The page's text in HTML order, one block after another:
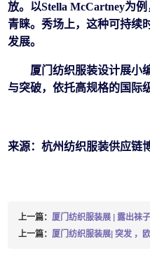
放。以Stella McCartney为
青睐。 秀场上， 这种可持续
发展。
厦门纺织服装设计展小
与突破，依托高规格的国际
来源：杭州纺织服装供应链
上一篇： 厦门纺织服装展 | 露出袜
上一篇： 厦门纺织服装展| 突发 ，